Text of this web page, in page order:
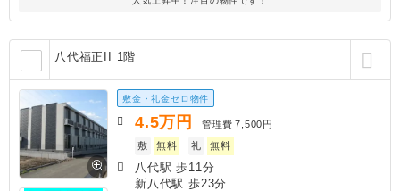
八代福正II 1階
敷金・礼金ゼロ物件
4.5万円 管理費 7,500円
敷
無料 礼 無料
八代駅 歩11分
新八代駅 歩23分